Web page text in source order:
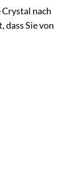
nach
dass Sie von